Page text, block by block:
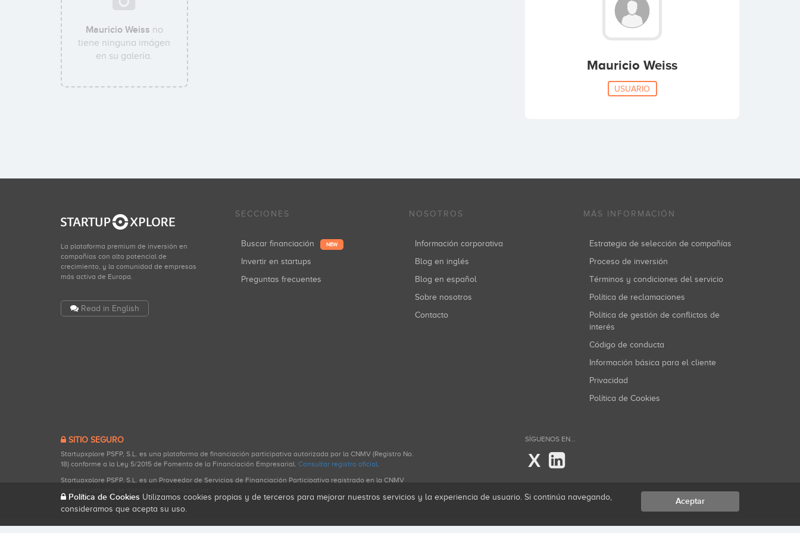
Mauricio Weiss no
tiene ninguna imágen
en su galería.
Mauricio Weiss
USUARIO
La plataforma premium de inversión en
compañías con alto potencial de
crecimiento, y la comunidad de empresas
más activa de Europa.
Read in English
SECCIONES
Buscar financiación NEW
Invertir en startups
Preguntas frecuentes
NOSOTROS
Información corporativa
Blog en inglés
Blog en español
Sobre nosotros
Contacto
MÁS INFORMACIÓN
Estrategia de selección de compañías
Proceso de inversión
Términos y condiciones del servicio
Política de reclamaciones
Política de gestión de conflictos de
interés
Código de conducta
Información básica para el cliente
Privacidad
Política de Cookies
SITIO SEGURO
Startupxplore PSFP, S.L. es una plataforma de financiación participativa autorizada por la CNMV (Registro No.
18) conforme a la Ley 5/2015 de Fomento de la Financiación Empresarial. Consultar registro oficial.
Startupxplore PSFP, S.L. es un Proveedor de Servicios de Financiación Participativa registrado en la CNMV
SÍGUENOS EN...
X
Política de Cookies Utilizamos cookies propias y de terceros para mejorar nuestros servicios y la experiencia de usuario. Si continúa navegando,
consideramos que acepta su uso.
Aceptar